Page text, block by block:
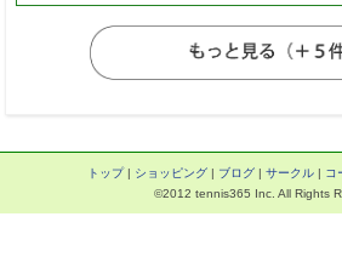
トップ| ショッピング| ブログ| サークル| コ
©2012 tennis365 Inc. All Rights